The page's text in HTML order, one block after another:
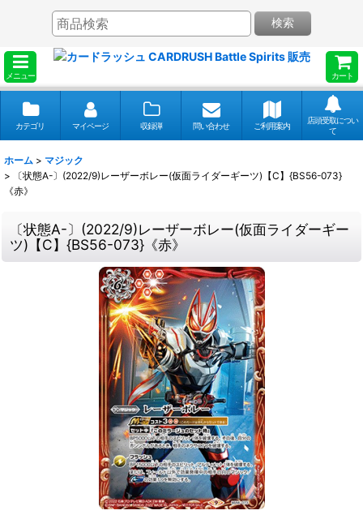
メニュー カート
検索
カテゴリ マイページ 収録弾 問い合わせ ご利用案内
店頭受取につい
て
ホーム > マジック
>
〔状態A-〕(2022/9)レーザーボレー(仮面ライダーギーツ)【C】{BS56-073}
《赤》
〔状態A-〕(2022/9)レーザーボレー(仮面ライダーギー
ツ)【C】{BS56-073}《赤》